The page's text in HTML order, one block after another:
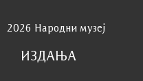
2026 Народни музеј
ИЗДАЊА